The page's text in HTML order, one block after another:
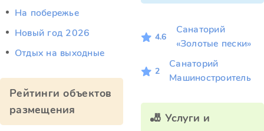
На побережье
Новый год 2026
Отдых на выходные
Рейтинги объектов
размещения
4.6
Санаторий
«Золотые пески»
2
Санаторий
Машиностроитель
🎳 Услуги и